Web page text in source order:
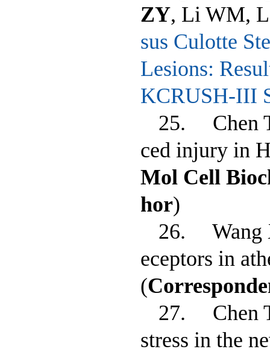
ZY, Li WM,
sus Culotte
Lesions:
KCRUSH-III
25. Chen
ced injury in
Mol Cell
hor)
26. Wang
eceptors in
(
27. Chen
stress in the